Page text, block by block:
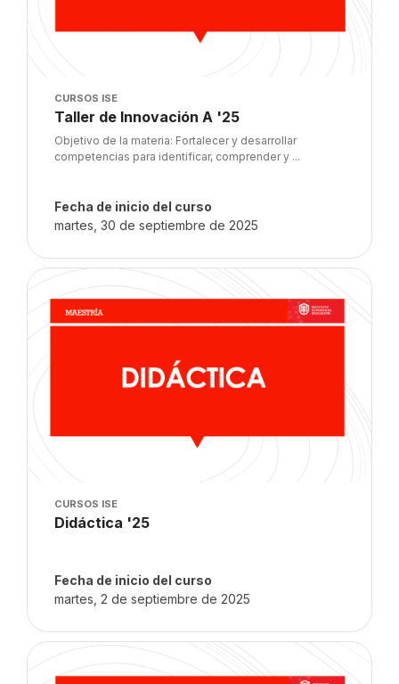
Imagen del curso
CURSOS ISE
Nombre del curso
Taller de Innovación A '25
Texto del resumen del curso:
Objetivo de la materia: Fortalecer y desarrollar
competencias para identificar, comprender y ...
Fecha de inicio del curso
martes, 30 de septiembre de 2025
Imagen del curso" Didáctica '25
Imagen del curso
CURSOS ISE
Nombre del curso
Didáctica '25
Fecha de inicio del curso
martes, 2 de septiembre de 2025
Imagen del curso" Prácticas Dllo. Ev. '25